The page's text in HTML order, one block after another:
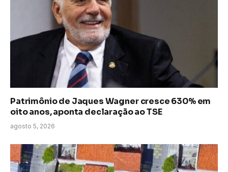
Patrimônio de Jaques Wagner cresce 630% em
oito anos, aponta declaração ao TSE
agosto 5, 2026